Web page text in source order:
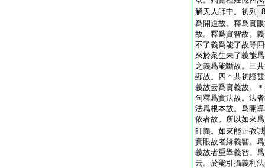
解天人師中。初列
8
爲開道故。釋爲實
故。釋爲實智故。
不了義爲能了故等
來於衆生未了義能
之義爲能斷故。三
顯故。四＊共初證
義故云爲實義故。
句釋爲實法故。法
法爲根本故。爲開
依者故。所以如來
師義。如來能正教誡
實眼故者縁義智。
義故者重擧義智。
云。於能引攝義利